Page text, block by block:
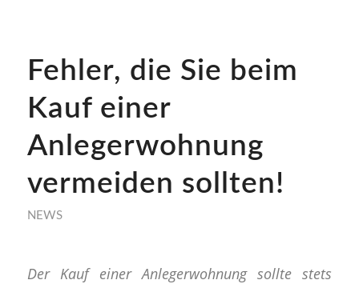
Fehler, die Sie beim
Kauf einer
Anlegerwohnung
vermeiden sollten!
NEWS
Der Kauf einer Anlegerwohnung sollte stets